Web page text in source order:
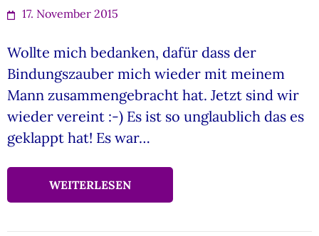
17. November 2015
Wollte mich bedanken, dafür dass der
Bindungszauber mich wieder mit meinem
Mann zusammengebracht hat. Jetzt sind wir
wieder vereint :-) Es ist so unglaublich das es
geklappt hat! Es war…
WEITERLESEN